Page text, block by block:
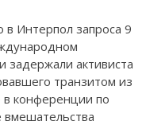
в Интерпол запроса 9
задержали активиста
транзитом из
конференции по
вмешательства